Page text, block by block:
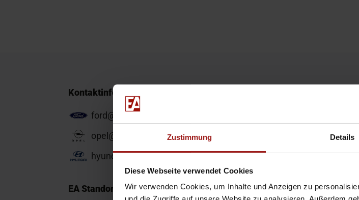
Zustimmung Details
Diese Webseite verwendet Cookies
Wir verwenden Cookies, um Inhalte und Anzeigen zu
Kontaktinformationen
ford@ea-mail.de
opel@ea-mail.de
hyundai@ea-mail.de
Ford
Opel
EA Standorte